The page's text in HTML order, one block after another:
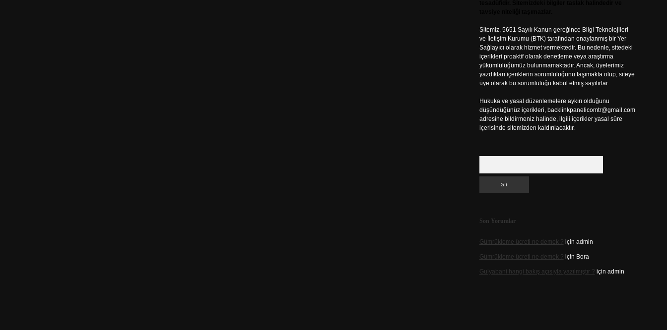
Sitemiz, 5651 Sayılı Kanun gereğince Bilgi Teknolojileri
ve İletişim Kurumu (BTK) tarafından onaylanmış bir Yer
Sağlayıcı olarak hizmet vermektedir. Bu nedenle, sitedeki
içerikleri proaktif olarak denetleme veya araştırma
yükümlülüğümüz bulunmamaktadır. Ancak, üyelerimiz
yazdıkları içeriklerin sorumluluğunu taşımakta olup, siteye
üye olarak bu sorumluluğu kabul etmiş sayılırlar.
Hukuka ve yasal düzenlemelere aykırı olduğunu
düşündüğünüz içerikleri, backlinkpanelicomtr@gmail.com
adresine bildirmeniz halinde, ilgili içerikler yasal süre
içerisinde sitemizden kaldırılacaktır.
Son Yorumlar
Gümrükleme ücreti ne demek ? için admin
Gümrükleme ücreti ne demek ? için Bora
Gulyabani hangi bakış açısıyla yazılmıştır ? için admin